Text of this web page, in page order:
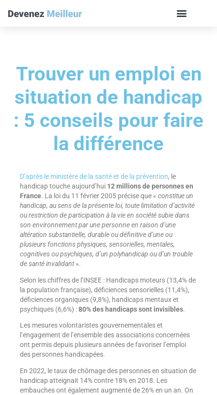
Trouver un emploi en
situation de handicap
: 5 conseils pour faire
la différence
D’après le ministère de la santé et de la prévention, le
handicap touche aujourd’hui 12 millions de personnes en
France. La loi du 11 février 2005 précise que « constitue un
handicap, au sens de la présente loi, toute limitation d’activité
ou restriction de participation à la vie en société subie dans
son environnement par une personne en raison d’une
altération substantielle, durable ou définitive d’une ou
plusieurs fonctions physiques, sensorielles, mentales,
cognitives ou psychiques, d’un polyhandicap ou d’un trouble
de santé invalidant».
Selon les chiffres de l’INSEE : Handicaps moteurs (13,4% de
la population française), déficiences sensorielles (11,4%),
déficiences organiques (9,8%), handicaps mentaux et
psychiques (6,6%) :80% des handicaps sont invisibles.
Les mesures volontaristes gouvernementales et
l’engagement de l’ensemble des associations concernées
ont permis depuis plusieurs années de favoriser l’emploi
des personnes handicapées.
En 2022, le taux de chômage des personnes en situation de
handicap atteignait 14% contre 18% en 2018. Les
embauches ont également augmenté de 26% en un an. On